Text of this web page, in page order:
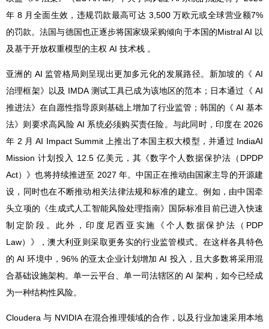
年 8 月全面生效，违规罚款最高可达 3,500 万欧元或全球营业额7%
的罚款。法国与德国也正逐步将国家级采购倾向于本国的Mistral AI 以
及基于开放权重模型的主权 AI 技术栈 。
亚洲的 AI 监管格局则呈现出更加多元化的发展路径。新加坡的《 AI
治理框架》以及 IMDA 测试工具已成为该地区的范本；日本通过《 AI
推进法》在自愿性指导原则基础上增加了行业监管；韩国的《 AI 基本
法》则要求高风险 AI 系统必须购买责任险。与此同时，印度在 2026
年 2 月 AI Impact Summit 上推出了本国主权大模型，并通过 IndiaAI
Mission 计划投入 12.5 亿美元，其《数字个人数据保护法（DPDP
Act）》也将持续推进至 2027 年。中国正在推动由国家主导的开源建
设，同时也在不断推动相关法律法规和标准的建立。例如，由中国牵
头立项的 《生成式人工智能风险处理指南》 国际标准目前已进入快速
制定阶段。此外，印度尼西亚实施《个人数据保护法（PDP
Law）》，澳大利亚则采取更务实的行业监管模式。在这样各具特色
的 AI 环境中， 96% 的亚太企业计划增加 AI 投入 ，且大多数将采用混
合基础设施架构。单一云平台、单一司法辖区的 AI 架构，如今已经成
为一种结构性风险。
Cloudera 与 NVIDIA 在混合推理领域的合作，以及行业加速采用本地